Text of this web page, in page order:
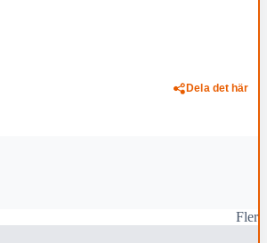
Dela det här
Fler